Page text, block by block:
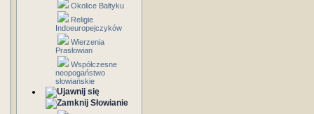
Okolice Bałtyku
Religie
Indoeuropejczyków
Wierzenia
Prasłowian
Współczesne
neopogaństwo
słowiańskie
Słowianie